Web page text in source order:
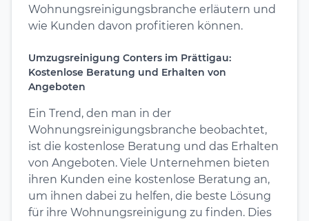
Wohnungsreinigungsbranche erläutern und
wie Kunden davon profitieren können.
Umzugsreinigung Conters im Prättigau:
Kostenlose Beratung und Erhalten von
Angeboten
Ein Trend, den man in der
Wohnungsreinigungsbranche beobachtet,
ist die kostenlose Beratung und das Erhalten
von Angeboten. Viele Unternehmen bieten
ihren Kunden eine kostenlose Beratung an,
um ihnen dabei zu helfen, die beste Lösung
für ihre Wohnungsreinigung zu finden. Dies